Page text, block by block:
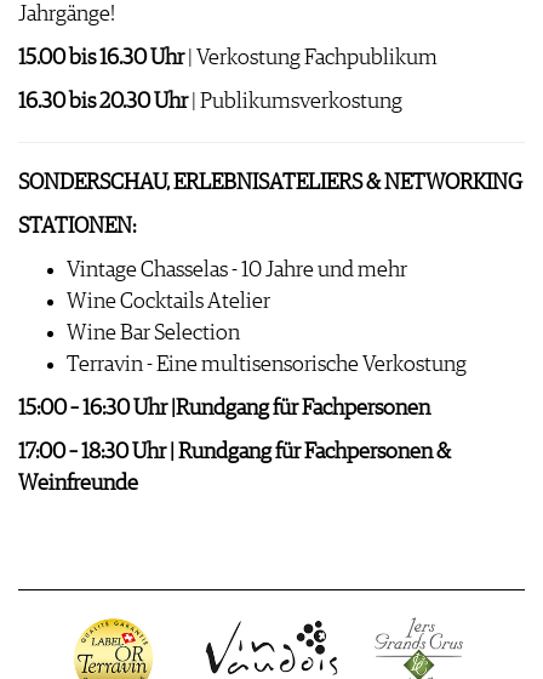
DONNÉES
FAQ
Jahrgänge!
15.00 bis 16.30 Uhr | Verkostung Fachpublikum
16.30 bis 20.30 Uhr | Publikumsverkostung
SONDERSCHAU, ERLEBNISATELIERS & NETWORKING
STATIONEN:
Vintage Chasselas - 10 Jahre und mehr
Wine Cocktails Atelier
Wine Bar Selection
Terravin - Eine multisensorische Verkostung
15:00 – 16:30 Uhr |Rundgang für Fachpersonen
17:00 – 18:30 Uhr | Rundgang für Fachpersonen &
Weinfreunde